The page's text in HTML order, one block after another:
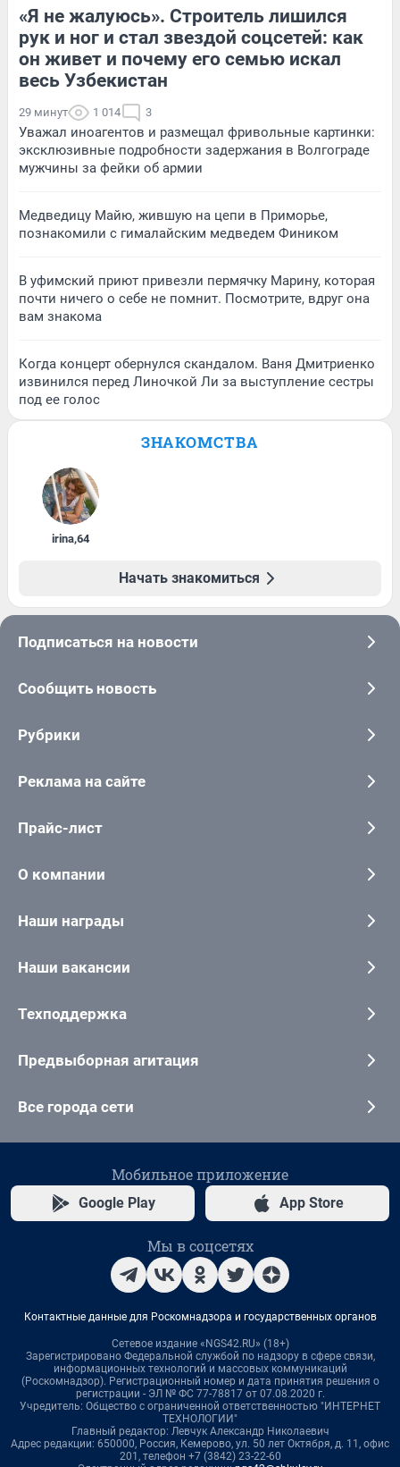
«Я не жалуюсь». Строитель лишился
рук и ног и стал звездой соцсетей: как
он живет и почему его семью искал
весь Узбекистан
29 минут 1 014 3
Уважал иноагентов и размещал фривольные картинки:
эксклюзивные подробности задержания в Волгограде
мужчины за фейки об армии
Медведицу Майю, жившую на цепи в Приморье,
познакомили с гималайским медведем Фиником
В уфимский приют привезли пермячку Марину, которая
почти ничего о себе не помнит. Посмотрите, вдруг она
вам знакома
Когда концерт обернулся скандалом. Ваня Дмитриенко
извинился перед Линочкой Ли за выступление сестры
под ее голос
ЗНАКОМСТВА
irina,64
Начать знакомиться
Подписаться на новости
Сообщить новость
Рубрики
Реклама на сайте
Прайс-лист
О компании
Наши награды
Наши вакансии
Техподдержка
Предвыборная агитация
Все города сети
Мобильное приложение
Google Play App Store
Мы в соцсетях
Контактные данные для Роскомнадзора и государственных органов
Сетевое издание «NGS42.RU» (18+)
Зарегистрировано Федеральной службой по надзору в сфере связи,
информационных технологий и массовых коммуникаций
(Роскомнадзор). Регистрационный номер и дата принятия решения о
регистрации - ЭЛ № ФС 77-78817 от 07.08.2020 г.
Учредитель: Общество с ограниченной ответственностью "ИНТЕРНЕТ
ТЕХНОЛОГИИ"
Главный редактор: Левчук Александр Николаевич
Адрес редакции: 650000, Россия, Кемерово, ул. 50 лет Октября, д. 11, офис
201, телефон +7 (3842) 23-22-60